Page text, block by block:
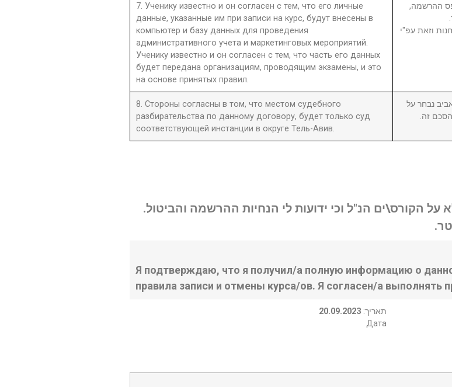
7. Ученику известно и он согласен с тем, что его личные
данные, указанные им при записи на курс, будут внесены в
компьютер и базу данных для проведения
административного учета и маркетинговых мероприятий.
Ученику известно и он согласен с тем, что часть его данных
будет передана организациям, проводящим экзамены, и это
на основе принятых правил.
ההרשמה,
וזאת עפ"י
8. Стороны согласны в том, что местом судебного
разбирательства по данному договору, будет только суд
соответствующей инстанции в округе Тель-Авив.
נבחר על
זה.
הקורס\ים הנ"ל וכי ידועות לי הנחיות ההרשמה והביטול.
Я подтверждаю, что я получил/а полную информацию о
правила записи и отмены курса/ов. Я согласен/а выполнять
20.09.2023 :תאריך
Дата